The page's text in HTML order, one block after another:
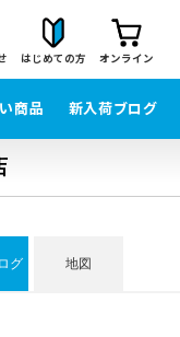
はじめての方 オンライン
商品 新入荷ブログ
グ 地図